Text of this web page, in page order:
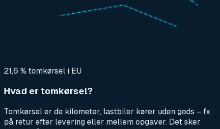
21,6 % tomkørsel i EU
Hvad er tomkørsel?
Tomkørsel er de kilometer, lastbiler kører uden gods – fx
på retur efter levering eller mellem opgaver. Det sker